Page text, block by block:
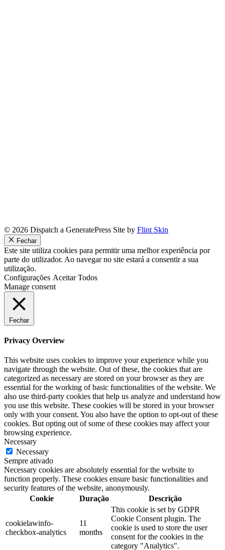
© 2026 Dispatch a GeneratePress Site by Flint Skin
Fechar
Este site utiliza cookies para permitir uma melhor experiência por
parte do utilizador. Ao navegar no site estará a consentir a sua
utilização.
Configurações Aceitar Todos
Manage consent
Fechar
Privacy Overview
This website uses cookies to improve your experience while you
navigate through the website. Out of these, the cookies that are
categorized as necessary are stored on your browser as they are
essential for the working of basic functionalities of the website. We
also use third-party cookies that help us analyze and understand how
you use this website. These cookies will be stored in your browser
only with your consent. You also have the option to opt-out of these
cookies. But opting out of some of these cookies may affect your
browsing experience.
Necessary
Necessary
Sempre ativado
Necessary cookies are absolutely essential for the website to
function properly. These cookies ensure basic functionalities and
security features of the website, anonymously.
Cookie
Duração Descrição
cookielawinfo-
checkbox-analytics
11
months
This cookie is set by GDPR
Cookie Consent plugin. The
cookie is used to store the user
consent for the cookies in the
category "Analytics".